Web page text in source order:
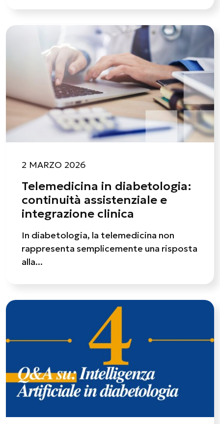
2 MARZO 2026
Telemedicina in diabetologia:
continuità assistenziale e
integrazione clinica
In diabetologia, la telemedicina non
rappresenta semplicemente una risposta
alla...